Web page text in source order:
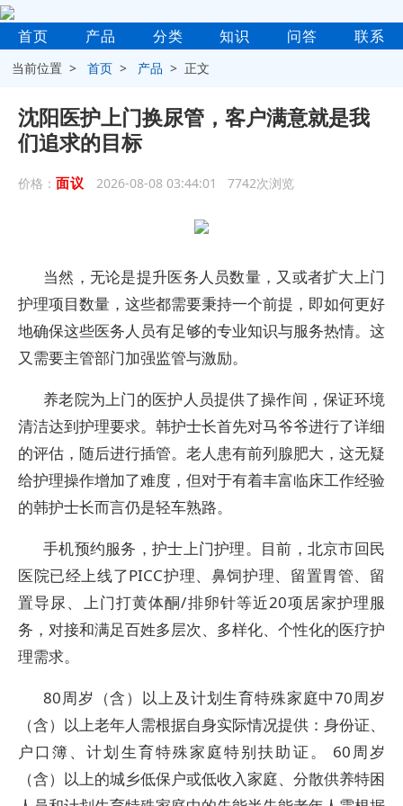
首页 产品 分类 知识 问答 联系
当前位置 >首页 > 产品 > 正文
沈阳医护上门换尿管，客户满意就是我
们追求的目标
价格： 面议 2026-08-08 03:44:01 7742次浏览
当然，无论是提升医务人员数量，又或者扩大上门
护理项目数量，这些都需要秉持一个前提，即如何更好
地确保这些医务人员有足够的专业知识与服务热情。这
又需要主管部门加强监管与激励。
养老院为上门的医护人员提供了操作间，保证环境
清洁达到护理要求。韩护士长首先对马爷爷进行了详细
的评估，随后进行插管。老人患有前列腺肥大，这无疑
给护理操作增加了难度，但对于有着丰富临床工作经验
的韩护士长而言仍是轻车熟路。
手机预约服务，护士上门护理。目前，北京市回民
医院已经上线了PICC护理、鼻饲护理、留置胃管、留
置导尿、上门打黄体酮/排卵针等近20项居家护理服
务，对接和满足百姓多层次、多样化、个性化的医疗护
理需求。
80周岁（含）以上及计划生育特殊家庭中70周岁
（含）以上老年人需根据自身实际情况提供：身份证、
户口簿、计划生育特殊家庭特别扶助证。 60周岁
（含）以上的城乡低保户或低收入家庭、分散供养特困